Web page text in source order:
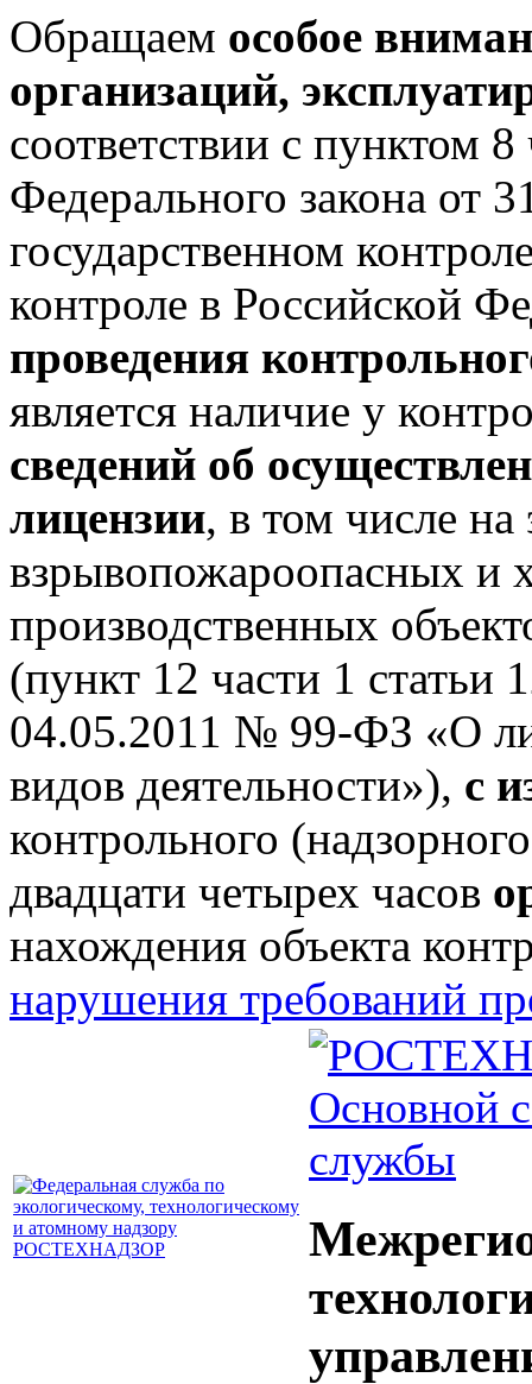
Обращаем особое
организаций,
соответствии с пунктом 8
Федерального закона
государственном
контроле в Российской
проведения
является наличие у
сведений об
лицензии, в том числе
взрывопожароопасных и
производственных
(пункт 12 части 1 статьи
04.05.2011 № 99-ФЗ «О
видов деятельности»), с
контрольного
двадцати четырех часов
нахождения объекта
нарушения требований
Основной
службы